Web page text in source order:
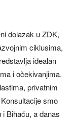
dolazak u ZDK,
ciklusima,
idealan
i očekivanjima.
privatnim
smo
Bihaću, a danas